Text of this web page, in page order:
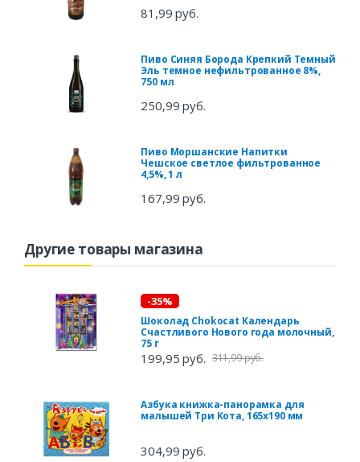
81,99 руб.
Пиво Синяя Борода Крепкий Темный
Эль темное нефильтрованное 8%,
750 мл
250,99 руб.
Пиво Моршанские Напитки
Чешское светлое фильтрованное
4,5%, 1 л
167,99 руб.
Другие товары магазина
-35%
Шоколад Chokocat Календарь
Счастливого Нового года молочный,
75 г
199,95 руб. 311,99 руб.
Азбука книжка-панорамка для
малышей Три Кота, 165х190 мм
304,99 руб.